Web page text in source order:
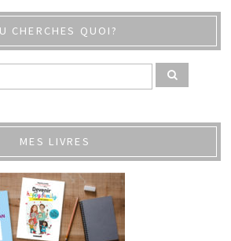
CHERCHES QUOI?
MES LIVRES